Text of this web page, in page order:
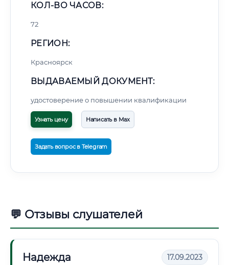
КОЛ-ВО ЧАСОВ:
72
РЕГИОН:
Красноярск
ВЫДАВАЕМЫЙ ДОКУМЕНТ:
удостоверение о повышении квалификации
Узнать цену Написать в Max
Задать вопрос в Telegram
💬 Отзывы слушателей
Надежда 17.09.2023